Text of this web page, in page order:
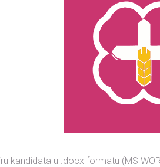
kandidata u .docx formatu (MS